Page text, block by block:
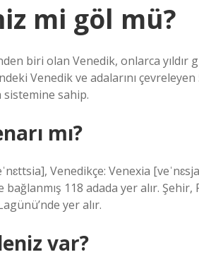
mi göl mü?
biri olan Venedik, onlarca yıldır
Venedik ve adalarını
sistemine sahip.
mı?
Venedikçe: Venexia
118 adada yer alır.
yer alır.
var?